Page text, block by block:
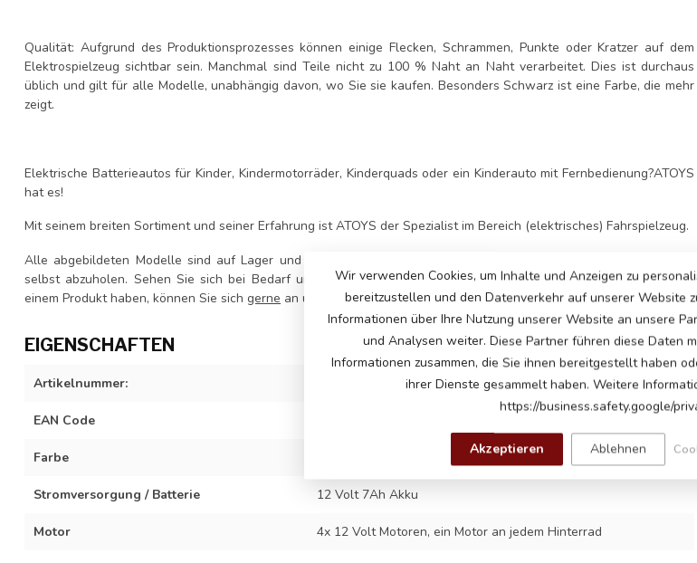
Qualität: Aufgrund des Produktionsprozesses können einige Flecken, Schrammen, Punkte oder Kratzer auf dem
Elektrospielzeug sichtbar sein. Manchmal sind Teile nicht zu 100 % Naht an Naht verarbeitet. Dies ist durchaus
üblich und gilt für alle Modelle, unabhängig davon, wo Sie sie kaufen. Besonders Schwarz ist eine Farbe, die mehr
zeigt.
Elektrische Batterieautos für Kinder, Kindermotorräder, Kinderquads oder ein Kinderauto mit Fernbedienung?ATOYS
hat es!
Mit seinem breiten Sortiment und seiner Erfahrung ist ATOYS der Spezialist im Bereich (elektrisches) Fahrspielzeug.
Alle abgebildeten Modelle sind auf Lager und sofort lieferbar. Selbstverständlich ist es auch möglich, Produkte
selbst abzuholen. Sehen Sie sich bei Bedarf unsereÖffnungszeitenundAbholadresse an. Wenn Sie Fragen zu
einem Produkt haben, können Sie sich gerne an uns wenden.
EIGENSCHAFTEN
Artikelnummer: JJL199-camouflage
EAN Code
Farbe
Stromversorgung / Batterie 12 Volt 7Ah Akku
Motor 4x 12 Volt Motoren, ein Motor an jedem Hinterrad
Wir verwenden Cookies, um Inhalte und Anzeigen zu
bereitzustellen und den Datenverkehr auf unserer Website
Informationen über Ihre Nutzung unserer Website an unsere
und Analysen weiter. Diese Partner führen diese Daten
Informationen zusammen, die Sie ihnen bereitgestellt haben
ihrer Dienste gesammelt haben. Weitere
https://business.safety.google/
Akzeptieren Ablehnen